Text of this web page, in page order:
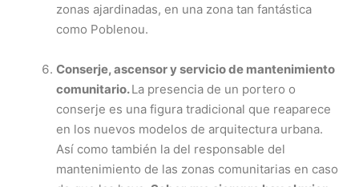
zonas ajardinadas, en una zona tan fantástica
como Poblenou.
Conserje, ascensor y servicio de mantenimiento
comunitario.La presencia de un portero o
conserje es una figura tradicional que reaparece
en los nuevos modelos de arquitectura urbana.
Así como también la del responsable del
mantenimiento de las zonas comunitarias en caso